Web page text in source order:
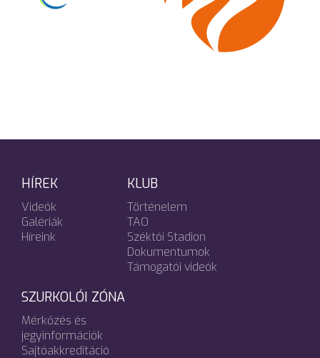
HÍREK
Videók
Galériák
Híreink
KLUB
Történelem
TAO
Széktói Stadion
Dokumentumok
Támogatói videók
SZURKOLÓI ZÓNA
Mérkőzés és
jegyinformációk
Sajtóakkreditáció